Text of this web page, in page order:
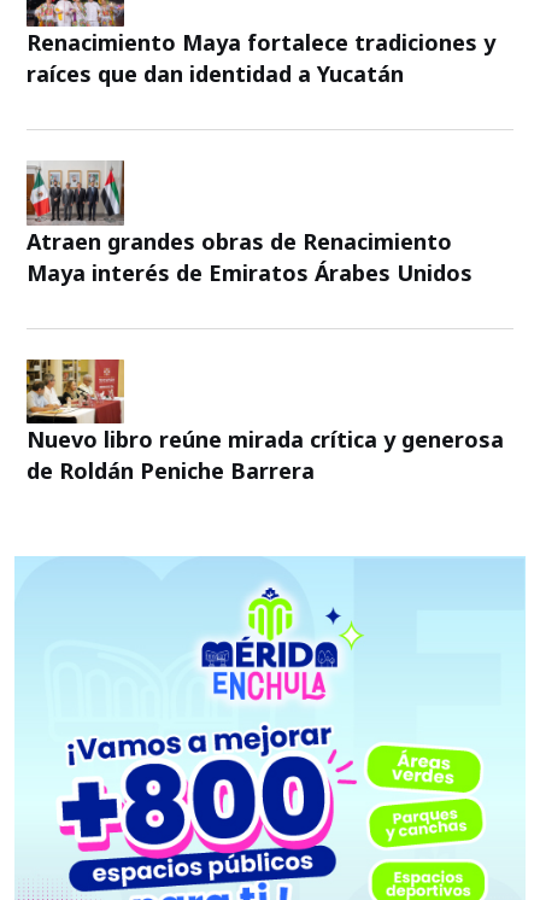
Renacimiento Maya fortalece tradiciones y
raíces que dan identidad a Yucatán
Atraen grandes obras de Renacimiento
Maya interés de Emiratos Árabes Unidos
Nuevo libro reúne mirada crítica y generosa
de Roldán Peniche Barrera